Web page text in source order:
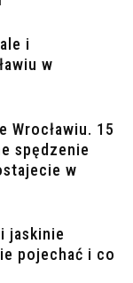
i
w
Wrocławiu. 15
spędzenie
w
jaskinie
pojechać i co